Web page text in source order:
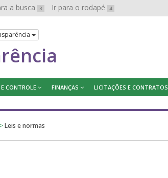
a busca 3 Ir para o rodapé 4
CONTROLE FINANÇAS LICITAÇÕES E CONTRATOS
>Leis e normas